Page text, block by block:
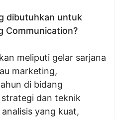
dibutuhkan untuk
Communication?
meliputi gelar sarjana
marketing,
di bidang
dan teknik
yang kuat,